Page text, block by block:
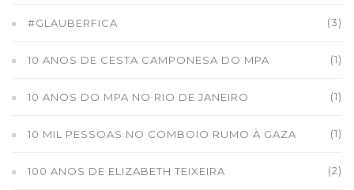
#GLAUBERFICA (3)
10 ANOS DE CESTA CAMPONESA DO MPA (1)
10 ANOS DO MPA NO RIO DE JANEIRO (1)
10 MIL PESSOAS NO COMBOIO RUMO À GAZA (1)
100 ANOS DE ELIZABETH TEIXEIRA (2)